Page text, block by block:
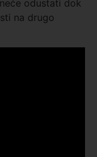
odustati dok
na drugo